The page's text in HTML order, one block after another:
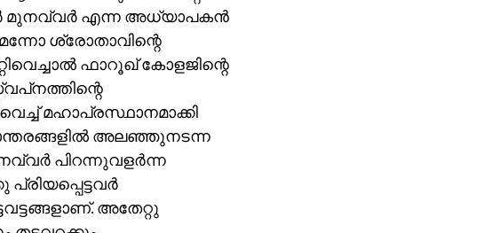
മുനവ്വര്‍ എന്ന അധ്യാപകന്‍
ശ്രോതാവിന്റെ
ഫാറൂഖ് കോളജിന്റെ
മഹാപ്രസ്ഥാനമാക്കി
അലഞ്ഞുനടന്ന
പിറന്നുവളര്‍ന്ന
അതേറ്റു